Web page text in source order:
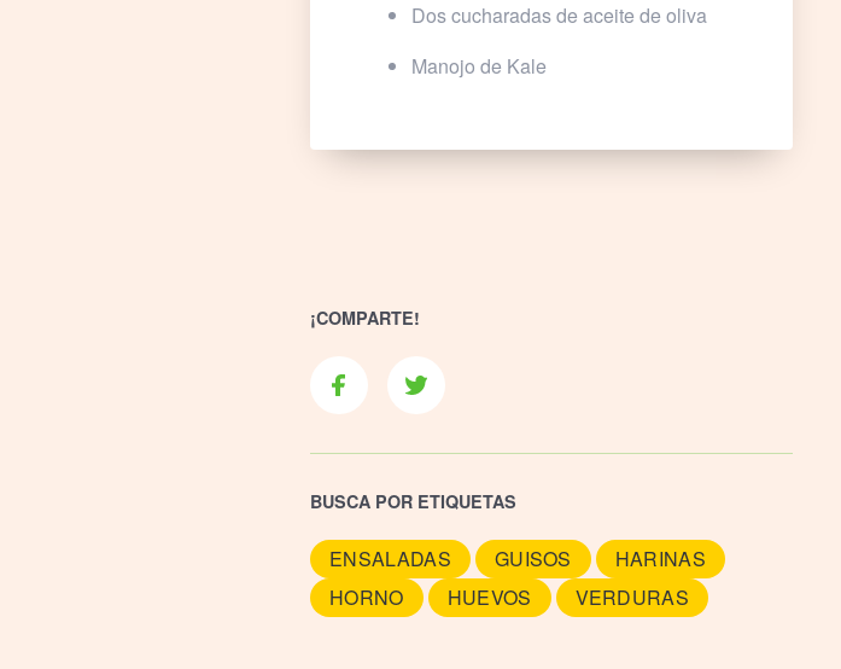
Dos cucharadas de aceite de oliva
Manojo de Kale
¡COMPARTE!
FacebookTwitter
BUSCA POR ETIQUETAS
ENSALADAS GUISOS
HARINAS
HORNO
HUEVOS VERDURAS